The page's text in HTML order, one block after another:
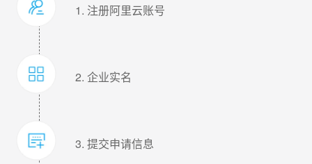
1. 注册阿里云账号
2. 企业实名
3. 提交申请信息